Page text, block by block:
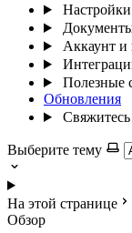
Настройки
Аккаунт и
Полезные
Обновления
Выберите тему
На этой странице
Обзор